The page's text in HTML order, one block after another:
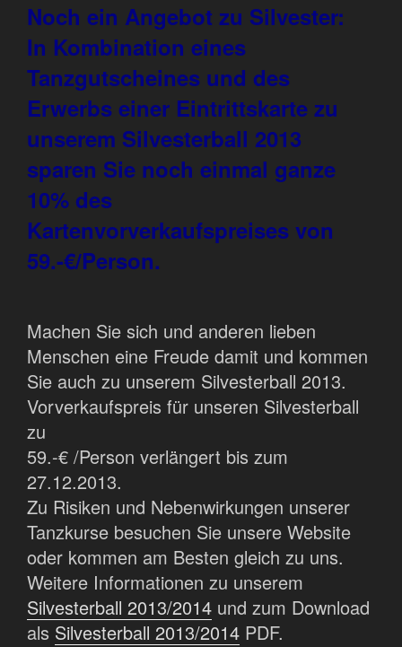
Noch ein Angebot zu Silvester:
In Kombination eines
Tanzgutscheines und des
Erwerbs einer Eintrittskarte zu
unserem Silvesterball 2013
sparen Sie noch einmal ganze
10% des
Kartenvorverkaufspreises von
59.-€/Person.
Machen Sie sich und anderen lieben
Menschen eine Freude damit und kommen
Sie auch zu unserem Silvesterball 2013.
Vorverkaufspreis für unseren Silvesterball
zu
59.-€ /Person verlängert bis zum
27.12.2013.
Zu Risiken und Nebenwirkungen unserer
Tanzkurse besuchen Sie unsere Website
oder kommen am Besten gleich zu uns.
Weitere Informationen zu unserem
Silvesterball 2013/2014 und zum Download
als Silvesterball 2013/2014 PDF.